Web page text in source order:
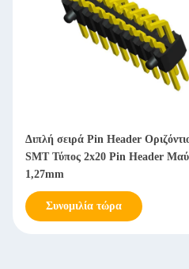
Διπλή σειρά Pin Header
SMT Τύπος 2x20 Pin Header
1,27mm
Συνομιλία τώρα